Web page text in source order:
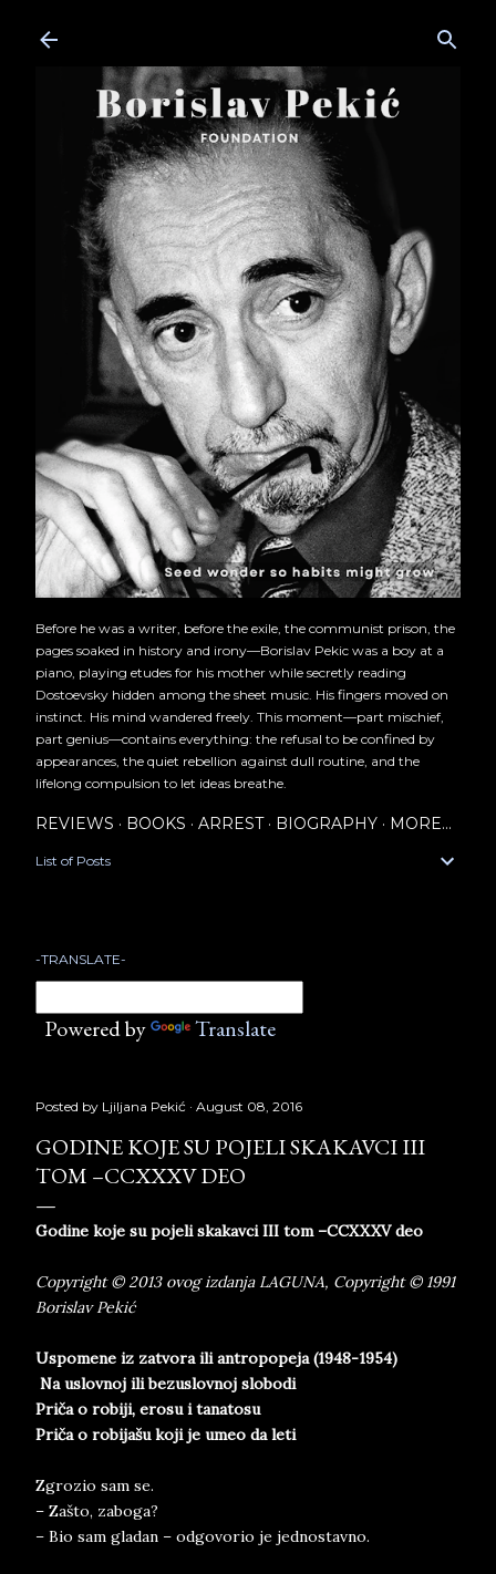
Before he was a writer, before the exile, the communist prison, the
pages soaked in history and irony—Borislav Pekic was a boy at a
piano, playing etudes for his mother while secretly reading
Dostoevsky hidden among the sheet music. His fingers moved on
instinct. His mind wandered freely. This moment—part mischief,
part genius—contains everything: the refusal to be confined by
appearances, the quiet rebellion against dull routine, and the
lifelong compulsion to let ideas breathe.
REVIEWS BOOKS ARREST BIOGRAPHY MORE…
List of Posts
-TRANSLATE-
Powered by Translate
Posted by Ljiljana Pekić August 08, 2016
GODINE KOJE SU POJELI SKAKAVCI III
TOM –CCXXXV DEO
Godine koje su pojeli skakavci III tom –CCXXXV deo
Copyright © 2013 ovog izdanja LAGUNA, Copyright © 1991
Borislav Pekić
Uspomene iz zatvora ili antropopeja (1948-1954)
Na uslovnoj ili bezuslovnoj slobodi
Priča o robiji, erosu i tanatosu
Priča o robijašu koji je umeo da leti
Zgrozio sam se.
– Zašto, zaboga?
– Bio sam gladan – odgovorio je jednostavno.